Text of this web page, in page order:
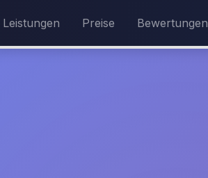
Leistungen Preise Bewertungen